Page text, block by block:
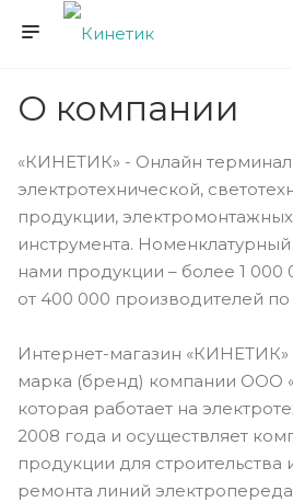
О компании
«КИНЕТИК» - Онлайн терминал
электротехнической,
продукции,
инструмента.
нами продукции – более 1
от 400 000 производителей
Интернет-магазин «КИНЕТИК»
марка (бренд) компании ООО
которая работает на
2008 года и осуществляет
продукции для строительства
ремонта линий